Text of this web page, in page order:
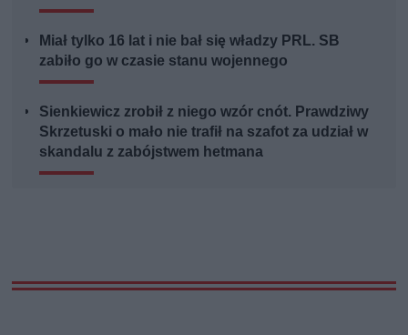
Miał tylko 16 lat i nie bał się władzy PRL. SB
zabiło go w czasie stanu wojennego
Sienkiewicz zrobił z niego wzór cnót. Prawdziwy
Skrzetuski o mało nie trafił na szafot za udział w
skandalu z zabójstwem hetmana